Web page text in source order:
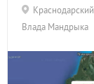
Влада Мандрыка